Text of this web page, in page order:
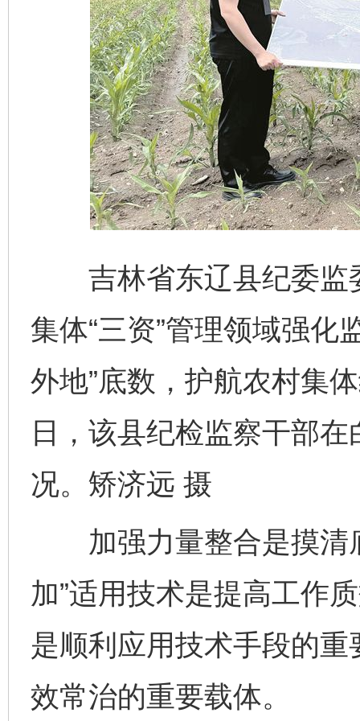
吉林省东辽县纪委监
集体“三资”管理领域强化
外地”底数，护航农村集
日，该县纪检监察干部
况。矫济远 摄
加强力量整合是摸清
加”适用技术是提高工作
是顺利应用技术手段的
效常治的重要载体。